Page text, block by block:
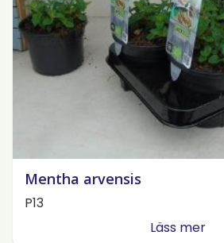
Mentha arvensis
P13
Läss mer